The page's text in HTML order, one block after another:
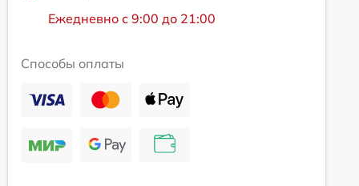
Ежедневно с 9:00 до 21:00
Способы оплаты